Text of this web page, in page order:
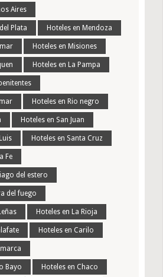
Aires
Plata Hoteles en Mendoza
Hoteles en Misiones
Hoteles en La Pampa
Hoteles en Rio negro
Hoteles en San Juan
Hoteles en Santa Cruz
Fe
del estero
del fuego
Hoteles en La Rioja
Hoteles en Carilo
Bayo Hoteles en Chaco